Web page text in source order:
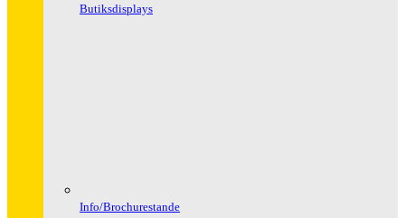
Butiksdisplays
Info/Brochurestande